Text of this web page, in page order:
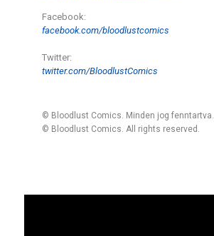
Facebook:
facebook.com/bloodlustcomics
Twitter:
twitter.com/BloodlustComics
© Bloodlust Comics. Minden jog fenntartva.
© Bloodlust Comics. All rights reserved.